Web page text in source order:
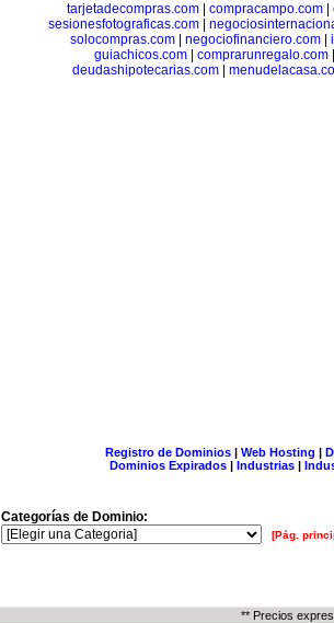
tarjetadecompras.com
compracampo.com
sesionesfotograficas.com
solocompras.com| negociofinanciero.com|
guiachicos.com
comprarunregalo.com
deudashipotecarias.com|
Registro de Dominios| Web Hosting |
Dominios Expirados | Industrias |
Categorías de Dominio:
[Pág.
** Precios